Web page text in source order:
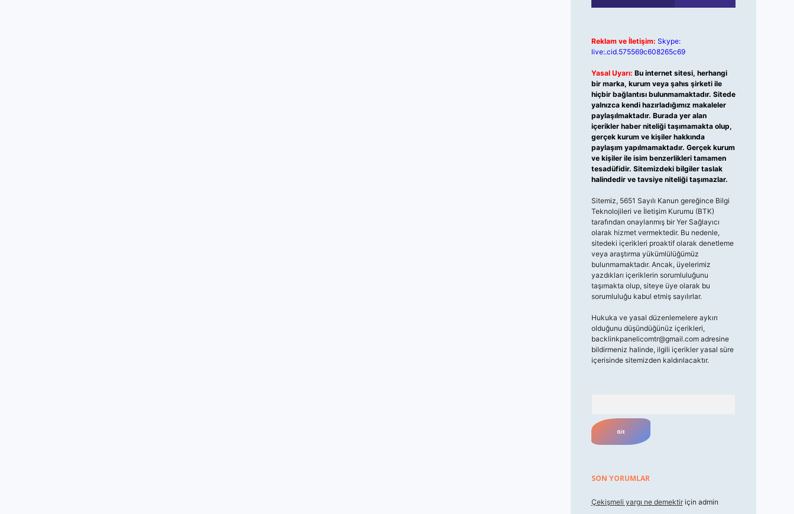
Reklam ve İletişim: Skype:
live:.cid.575569c608265c69
Yasal Uyarı: Bu internet sitesi, herhangi
bir marka, kurum veya şahıs şirketi ile
hiçbir bağlantısı bulunmamaktadır. Sitede
yalnızca kendi hazırladığımız makaleler
paylaşılmaktadır. Burada yer alan
içerikler haber niteliği taşımamakta olup,
gerçek kurum ve kişiler hakkında
paylaşım yapılmamaktadır. Gerçek kurum
ve kişiler ile isim benzerlikleri tamamen
tesadüfidir. Sitemizdeki bilgiler taslak
halindedir ve tavsiye niteliği taşımazlar.
Sitemiz, 5651 Sayılı Kanun gereğince Bilgi
Teknolojileri ve İletişim Kurumu (BTK)
tarafından onaylanmış bir Yer Sağlayıcı
olarak hizmet vermektedir. Bu nedenle,
sitedeki içerikleri proaktif olarak denetleme
veya araştırma yükümlülüğümüz
bulunmamaktadır. Ancak, üyelerimiz
yazdıkları içeriklerin sorumluluğunu
taşımakta olup, siteye üye olarak bu
sorumluluğu kabul etmiş sayılırlar.
Hukuka ve yasal düzenlemelere aykırı
olduğunu düşündüğünüz içerikleri,
backlinkpanelicomtr@gmail.comadresine
bildirmeniz halinde, ilgili içerikler yasal süre
içerisinde sitemizden kaldırılacaktır.
SON YORUMLAR
Çekişmeli yargı ne demektiriçin admin